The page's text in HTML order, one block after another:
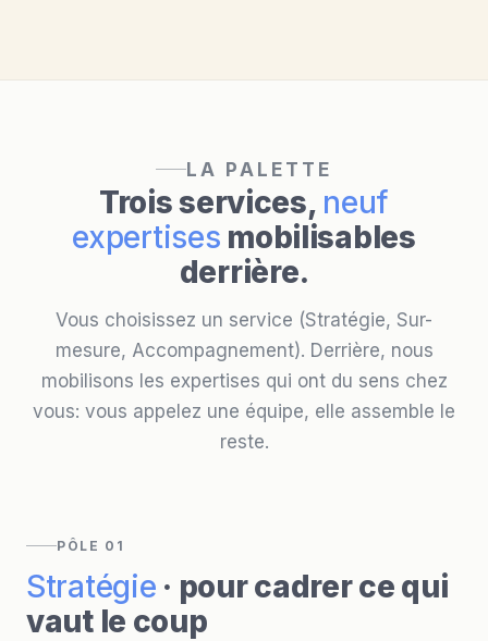
LA PALETTE
Trois services, neuf
expertises mobilisables
derrière.
Vous choisissez un service (Stratégie, Sur-
mesure, Accompagnement). Derrière, nous
mobilisons les expertises qui ont du sens chez
vous: vous appelez une équipe, elle assemble le
reste.
PÔLE 01
Stratégie · pour cadrer ce qui
vaut le coup